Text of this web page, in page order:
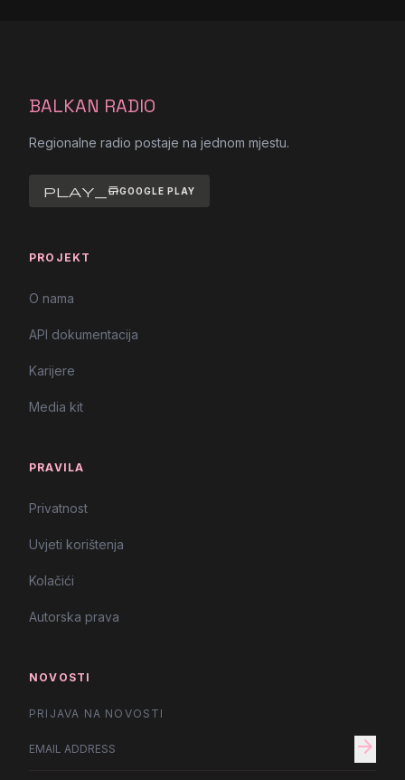
BALKAN RADIO
Regionalne radio postaje na jednom mjestu.
play_storeGOOGLE PLAY
PROJEKT
O nama
API dokumentacija
Karijere
Media kit
PRAVILA
Privatnost
Uvjeti korištenja
Kolačići
Autorska prava
NOVOSTI
PRIJAVA NA NOVOSTI
arrow_forward